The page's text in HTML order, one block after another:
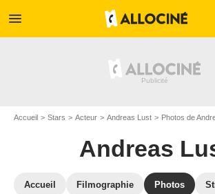
menu
Accueil Stars Acteur Andreas Lust Photos de
Andreas
Accueil Filmographie Photos